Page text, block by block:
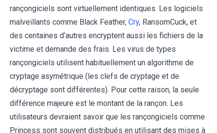
rançongiciels sont virtuellement identiques. Les logiciels
malveillants comme Black Feather, Cry, RansomCuck, et
des centaines d’autres encryptent aussi les fichiers de la
victime et demande des frais. Les virus de types
rançongiciels utilisent habituellement un algorithme de
cryptage asymétrique (les clefs de cryptage et de
décryptage sont différentes). Pour cette raison, la seule
différence majeure est le montant de la rançon. Les
utilisateurs devraient savoir que les rançongiciels comme
Princess sont souvent distribués en utilisant des mises à